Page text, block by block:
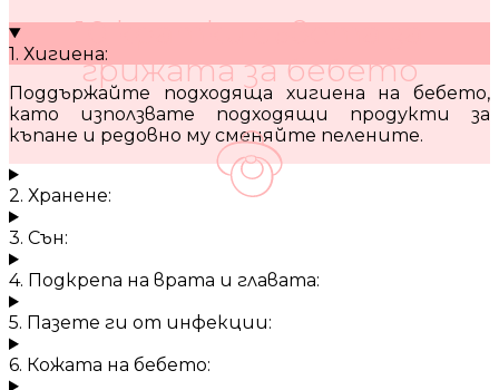
10 кратки съвета за
грижата за бебето
1. Хигиена:
Поддържайте подходяща хигиена на бебето,
като използвате подходящи продукти за
къпане и редовно му сменяйте пелените.
2. Хранене:
3. Сън:
4. Подкрепа на врата и главата:
5. Пазете ги от инфекции:
6. Кожата на бебето: